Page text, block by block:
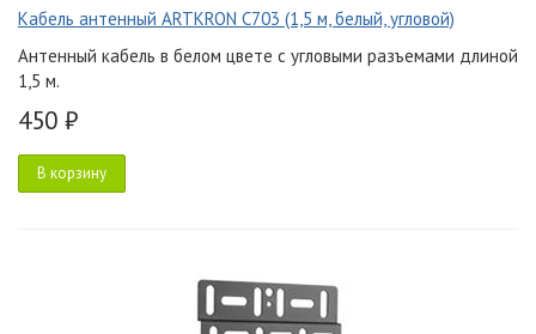
Кабель антенный ARTKRON C703 (1,5 м, белый, угловой)
Антенный кабель в белом цвете с угловыми разъемами длиной
1,5 м.
450 ₽
В корзину